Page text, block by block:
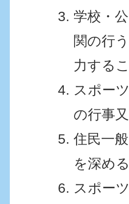
学校・
関の行
力するこ
スポー
の行事
住民一
を深め
スポー